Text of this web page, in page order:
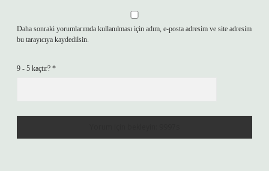
Daha sonraki yorumlarımda kullanılması için adım, e-posta adresim ve site adresim
bu tarayıcıya kaydedilsin.
9 - 5 kaçtır? *